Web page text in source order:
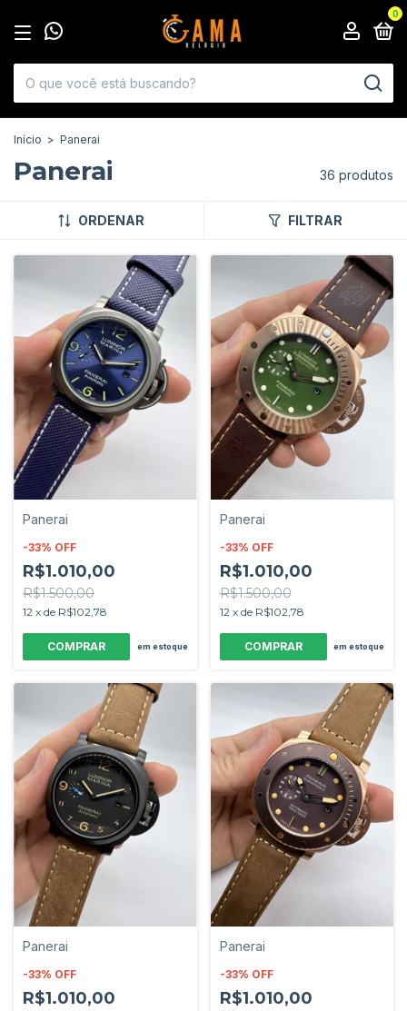
0
Início > Panerai
Panerai 36 produtos
ORDENAR FILTRAR
Panerai
-33% OFF
R$1.010,00
R$1.500,00
12 x de R$102,78
em estoque
Panerai
-33% OFF
R$1.010,00
R$1.500,00
12 x de R$102,78
em estoque
Panerai
-33% OFF
R$1.010,00
Panerai
-33% OFF
R$1.010,00